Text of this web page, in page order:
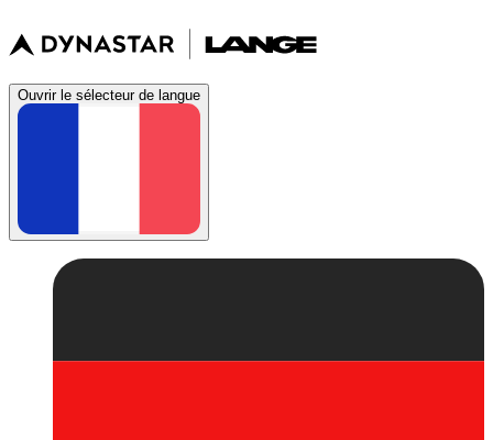
Ouvrir le sélecteur de langue